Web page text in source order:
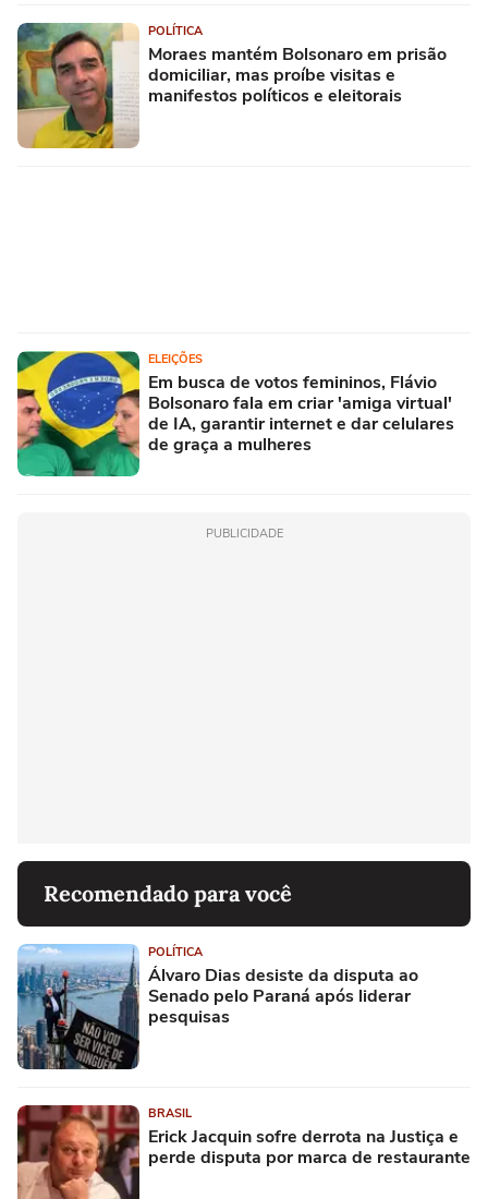
POLÍTICA
Moraes mantém Bolsonaro em prisão
domiciliar, mas proíbe visitas e
manifestos políticos e eleitorais
ELEIÇÕES
Em busca de votos femininos, Flávio
Bolsonaro fala em criar 'amiga virtual'
de IA, garantir internet e dar celulares
de graça a mulheres
PUBLICIDADE
Recomendado para você
POLÍTICA
Álvaro Dias desiste da disputa ao
Senado pelo Paraná após liderar
pesquisas
BRASIL
Erick Jacquin sofre derrota na Justiça e
perde disputa por marca de restaurante